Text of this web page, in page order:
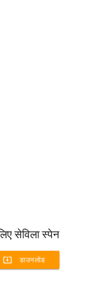
सेविला स्पेन
system_update_alt डाउनलोड